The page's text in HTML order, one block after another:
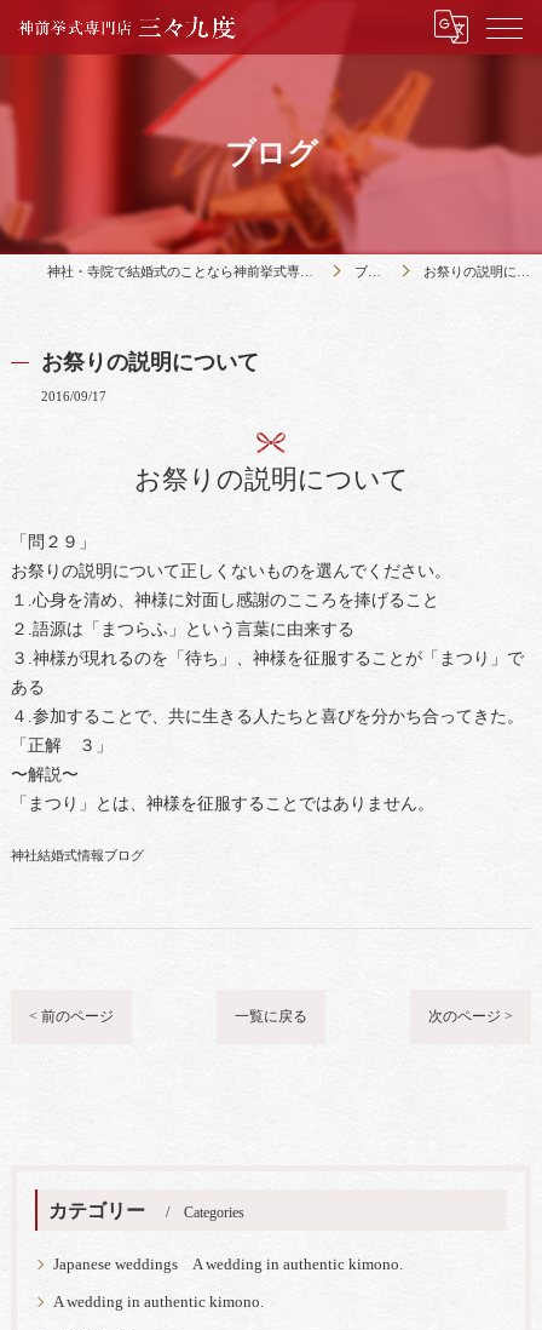
ブログ
神社・寺院で結婚式のことなら神前挙式専門店三々九度 ブログ お祭りの説明について
お祭りの説明について
2016/09/17
お祭りの説明について
「問２９」
お祭りの説明について正しくないものを選んでください。
１.心身を清め、神様に対面し感謝のこころを捧げること
２.語源は「まつらふ」という言葉に由来する
３.神様が現れるのを「待ち」、神様を征服することが「まつり」で
ある
４.参加することで、共に生きる人たちと喜びを分かち合ってきた。
「正解 ３」
〜解説〜
「まつり」とは、神様を征服することではありません。
神社結婚式情報ブログ
< 前のページ 一覧に戻る 次のページ >
カテゴリー Categories
Japanese weddings A wedding in authentic kimono.
A wedding in authentic kimono.